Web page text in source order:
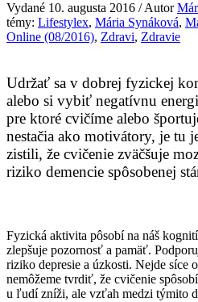
Vydané 10. augusta 2016 / Autor
témy: Lifestylex, Mária Synáková,
Online (08/2016), Zdravi, Zdravie
Udržať sa v dobrej fyzickej
alebo si vybiť negatívnu
pre ktoré cvičíme alebo
nestačia ako motivátory, je tu
zistili, že cvičenie zväčšuje
riziko demencie spôsobenej
Fyzická aktivita pôsobí na náš
zlepšuje pozornosť a pamäť.
riziko depresie a úzkosti. Nejde síce
nemôžeme tvrdiť, že cvičenie
u ľudí zníži, ale vzťah medzi týmito